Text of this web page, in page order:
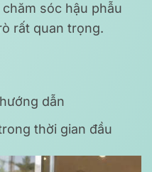
sóc hậu phẫu
rất quan trọng.
dẫn
thời gian đầu